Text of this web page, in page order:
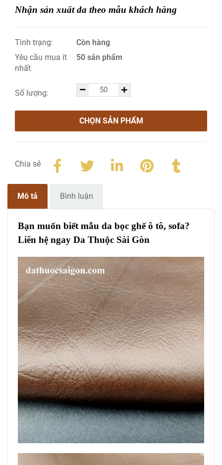
Nhận sản xuất da theo mẫu khách hàng
Tình trạng:
Còn hàng
Yêu cầu mua ít
nhất
50 sản phẩm
Số lượng:
CHỌN SẢN PHẨM
Chia sẻ
Mô tả Bình luận
Bạn muốn biết mẫu da bọc ghế ô tô, sofa?
Liên hệ ngay Da Thuộc Sài Gòn